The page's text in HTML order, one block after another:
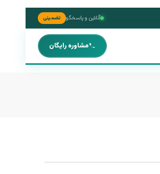
آنلاین و پاسخگو تضمینی
مشاوره رایگان